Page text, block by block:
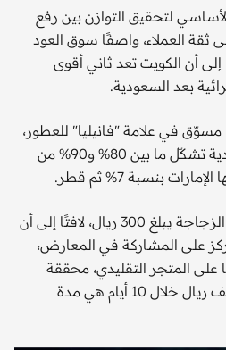
لتحقيق التوازن بين رفع
العملاء، واصفًا سوق العود
إلى أن الكويت تعد ثاني أقوى
بعد السعودية.
مسوّق في علامة "فانيليا" للعطور،
أن سوق العطور في السعودية تشكّل ما بين 80% و90% من
بنسبة 7% ثم قطر.
وأشار إلى أن متوسط سعر الزجاجة يبلغ 300 ريال، لافتًا إلى أن
على المشاركة في المعارض،
على المتجر التقليدي، محققة
أرباحًا تراوح بين 50 و100 ألف ريال خلال 10 أيام هي مدة